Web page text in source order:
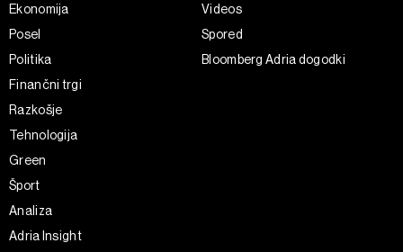
Ekonomija
Posel
Politika
Finančni trgi
Razkošje
Tehnologija
Green
Šport
Analiza
Adria Insight
Videos
Spored
Bloomberg Adria dogodki